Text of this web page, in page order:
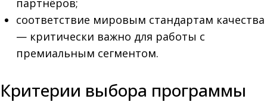
партнёров;
соответствие мировым стандартам качества
— критически важно для работы с
премиальным сегментом.
Критерии выбора программы